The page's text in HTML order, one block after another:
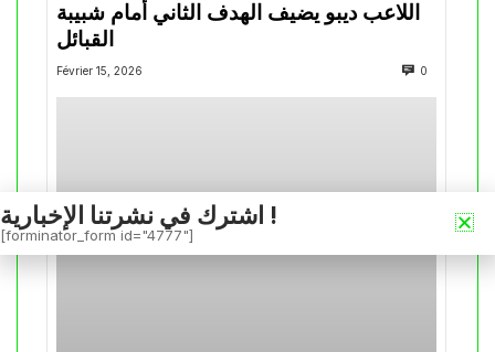
اللاعب ديبو يضيف الهدف الثاني أمام شبيبة
القبائل
Février 15, 2026 0
اشترك في نشرتنا الإخبارية !
[forminator_form id="4777"]